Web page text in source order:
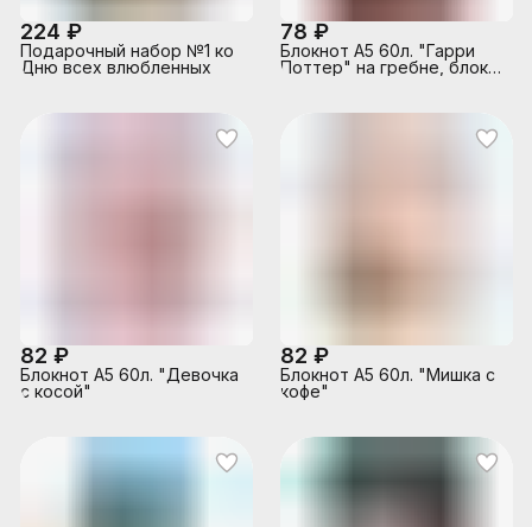
224 ₽
Подарочный набор №1 ко
Дню всех влюбленных
78 ₽
Блокнот А5 60л. "Гарри
Поттер" на гребне, блок-
82 ₽
Блокнот А5 60л. "Девочка
с косой"
82 ₽
Блокнот А5 60л. "Мишка с
кофе"